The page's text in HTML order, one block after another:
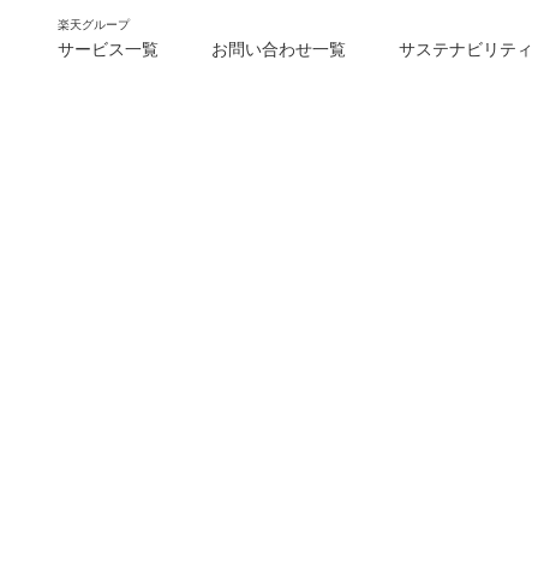
楽天グループ
サービス一覧 お問い合わせ一覧 サステナビリティ